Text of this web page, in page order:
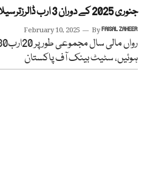
جنوری 2025 کے دوران 3 ارب ڈالرزترسیلات زر موصول
February 10, 2025 ByFAISAL ZAHEER
ہوئیں، سٹیٹ بینک آف پاکستان